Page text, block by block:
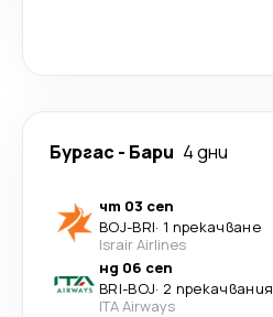
Бургас - Бари 4 дни
чт 03 сеп
BOJ-BRI· 1 прекачване
Israir Airlines
нд 06 сеп
BRI-BOJ· 2 прекачвания
ITA Airways